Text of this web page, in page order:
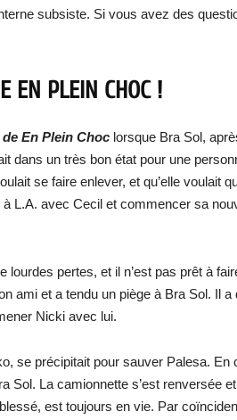
subsiste. Si vous avez des
EN PLEIN CHOC !
En Plein Choc lorsque Bra Sol,
dans un très bon état pour une
se faire enlever, et qu’elle voulait
à L.A. avec Cecil et commencer sa
lourdes pertes, et il n’est pas prêt à
ami et a tendu un piège à Bra Sol. Il
Nicki avec lui.
se précipitait pour sauver Palesa.
Sol. La camionnette s’est renversée
est toujours en vie. Par